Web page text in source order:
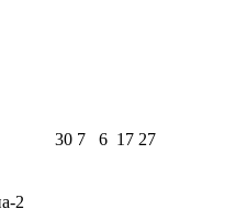
2
30 7 6 17 27